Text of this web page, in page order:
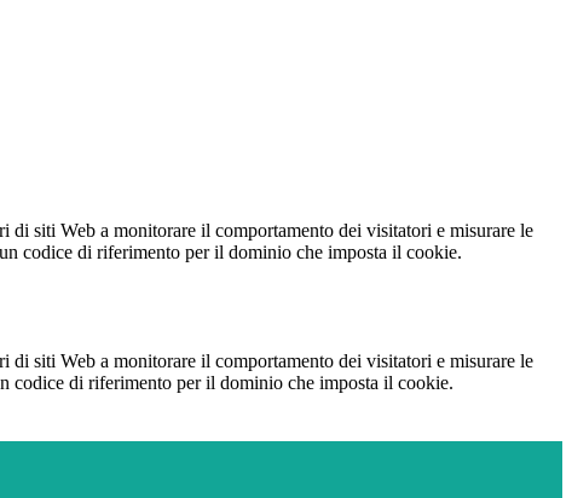
siti Web a monitorare il comportamento dei visitatori e misurare le
codice di riferimento per il dominio che imposta il cookie.
siti Web a monitorare il comportamento dei visitatori e misurare le
codice di riferimento per il dominio che imposta il cookie.